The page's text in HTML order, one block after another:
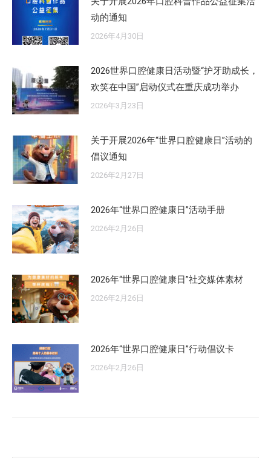
动的通知
2026年4月30日
2026世界口腔健康日活动暨“护牙助成长，
欢笑在中国”启动仪式在重庆成功举办
2026年3月23日
关于开展2026年“世界口腔健康日”活动的
倡议通知
2026年2月27日
2026年“世界口腔健康日”活动手册
2026年2月26日
2026年“世界口腔健康日”社交媒体素材
2026年2月26日
2026年“世界口腔健康日”行动倡议卡
2026年2月26日